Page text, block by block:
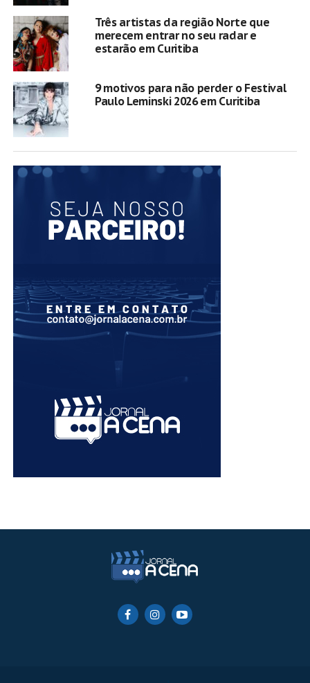
Três artistas da região Norte que
merecem entrar no seu radar e
estarão em Curitiba
9 motivos para não perder o Festival
Paulo Leminski 2026 em Curitiba